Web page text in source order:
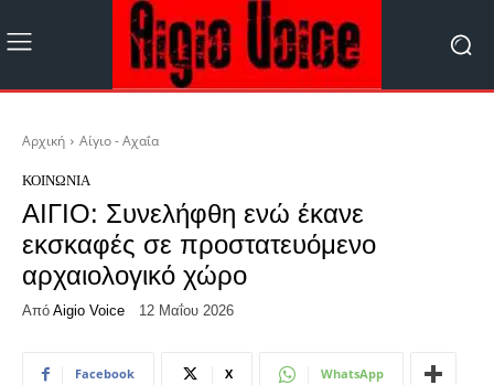
Αρχική Αίγιο - Αχαΐα
ΚΟΙΝΩΝΊΑ
ΑΙΓΙΟ: Συνελήφθη ενώ έκανε
εκσκαφές σε προστατευόμενο
αρχαιολογικό χώρο
Από Aigio Voice 12 Μαΐου 2026
Facebook X WhatsApp